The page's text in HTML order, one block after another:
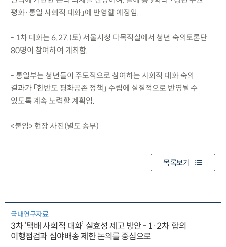
평화·통일 사회적 대화」에 반영할 예정임.
- 1차 대화는 6.27.(토) 서울시청 다목적실에서 청년 숙의토론단
80명이 참여하여 개최함.
- 통일부는 청년들이 주도적으로 참여하는 사회적 대화 숙의
결과가 「한반도 평화공존 정책」 수립에 실질적으로 반영될 수
있도록 계속 노력할 계획임.
<붙임> 현장 사진(별도 송부)
목록보기
국내연구자료
3차 ‘택배 사회적 대화’ 실효성 제고 방안 - 1·2차 합의
이행점검과 심야배송 제한 논의를 중심으로